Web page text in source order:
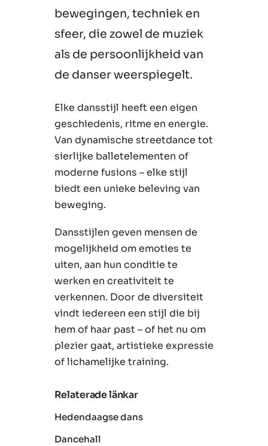
bewegingen, techniek en
sfeer, die zowel de muziek
als de persoonlijkheid van
de danser weerspiegelt.
Elke dansstijl heeft een eigen
geschiedenis, ritme en energie.
Van dynamische streetdance tot
sierlijke balletelementen of
moderne fusions – elke stijl
biedt een unieke beleving van
beweging.
Dansstijlen geven mensen de
mogelijkheid om emoties te
uiten, aan hun conditie te
werken en creativiteit te
verkennen. Door de diversiteit
vindt iedereen een stijl die bij
hem of haar past – of het nu om
plezier gaat, artistieke expressie
of lichamelijke training.
Relaterade länkar
Hedendaagse dans
Dancehall